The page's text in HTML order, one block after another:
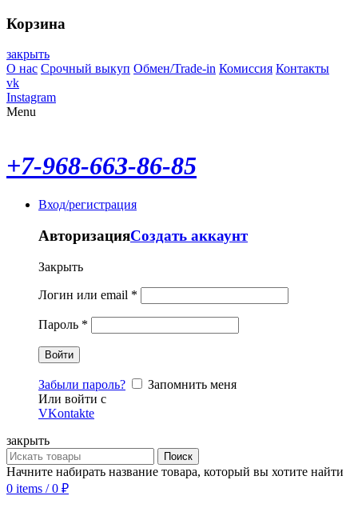
Корзина
закрыть
О нас Срочный выкуп Обмен/Trade-in Комиссия Контакты
vk
Instagram
Menu
+7-968-663-86-85
Вход/регистрация
АвторизацияСоздать аккаунт
Закрыть
Логин или email *
Пароль *
Забыли пароль?
Запомнить меня
Или войти с
VKontakte
закрыть
Поиск
Начните набирать название товара, который вы хотите найти
0 items / 0 ₽